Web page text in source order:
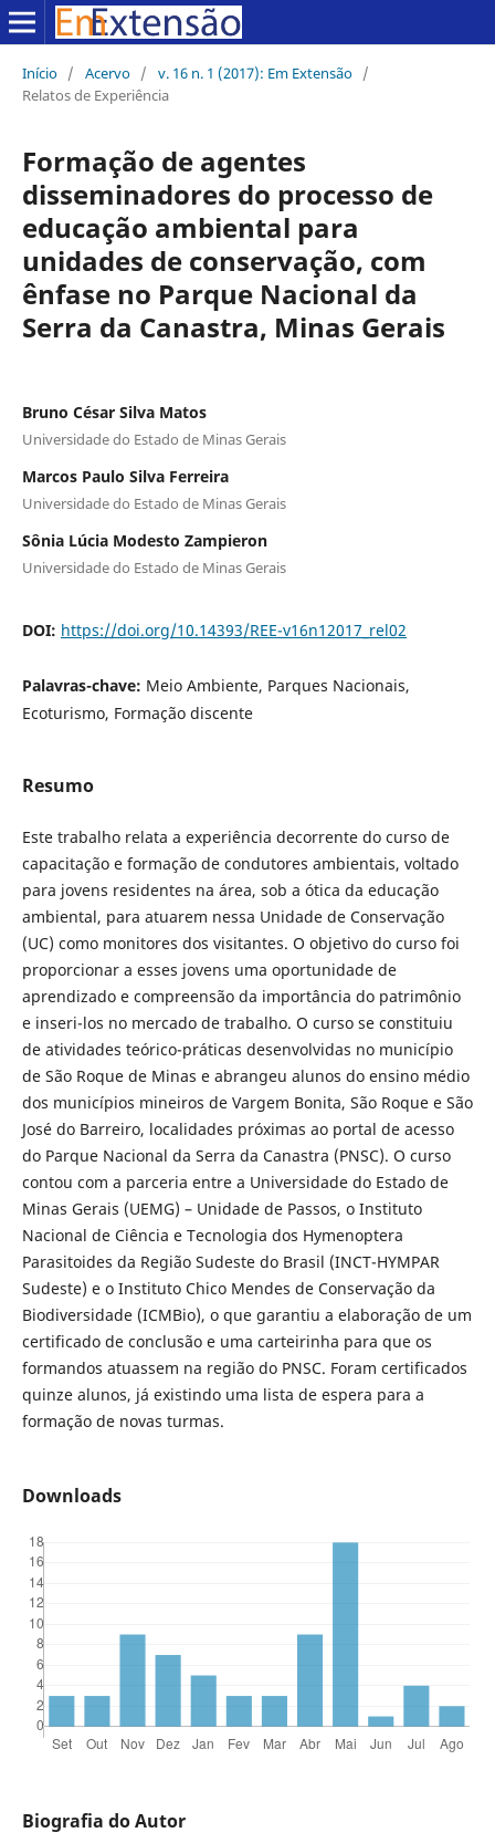
Início / Acervo / v. 16 n. 1 (2017): Em Extensão /
Relatos de Experiência
Formação de agentes
disseminadores do processo de
educação ambiental para
unidades de conservação, com
ênfase no Parque Nacional da
Serra da Canastra, Minas Gerais
Bruno César Silva Matos
Universidade do Estado de Minas Gerais
Marcos Paulo Silva Ferreira
Universidade do Estado de Minas Gerais
Sônia Lúcia Modesto Zampieron
Universidade do Estado de Minas Gerais
DOI: https://doi.org/10.14393/REE-v16n12017_rel02
Palavras-chave: Meio Ambiente, Parques Nacionais,
Ecoturismo, Formação discente
Resumo
Este trabalho relata a experiência decorrente do curso de
capacitação e formação de condutores ambientais, voltado
para jovens residentes na área, sob a ótica da educação
ambiental, para atuarem nessa Unidade de Conservação
(UC) como monitores dos visitantes. O objetivo do curso foi
proporcionar a esses jovens uma oportunidade de
aprendizado e compreensão da importância do patrimônio
e inseri-los no mercado de trabalho. O curso se constituiu
de atividades teórico-práticas desenvolvidas no município
de São Roque de Minas e abrangeu alunos do ensino médio
dos municípios mineiros de Vargem Bonita, São Roque e São
José do Barreiro, localidades próximas ao portal de acesso
do Parque Nacional da Serra da Canastra (PNSC). O curso
contou com a parceria entre a Universidade do Estado de
Minas Gerais (UEMG) – Unidade de Passos, o Instituto
Nacional de Ciência e Tecnologia dos Hymenoptera
Parasitoides da Região Sudeste do Brasil (INCT-HYMPAR
Sudeste) e o Instituto Chico Mendes de Conservação da
Biodiversidade (ICMBio), o que garantiu a elaboração de um
certificado de conclusão e uma carteirinha para que os
formandos atuassem na região do PNSC. Foram certificados
quinze alunos, já existindo uma lista de espera para a
formação de novas turmas.
Downloads
Biografia do Autor